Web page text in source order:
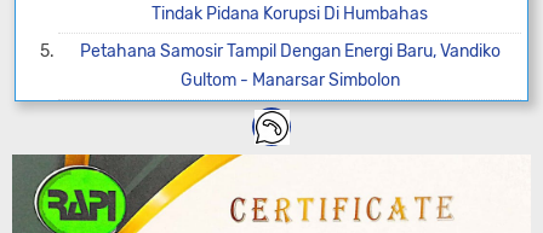
Tindak Pidana Korupsi Di Humbahas
Petahana Samosir Tampil Dengan Energi Baru, Vandiko
Gultom - Manarsar Simbolon